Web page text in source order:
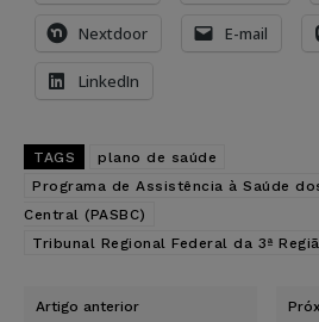
Nextdoor E-mail
LinkedIn
TAGS
plano de saúde
Programa de Assistência à Saúde
Central (PASBC)
Tribunal Regional Federal da 3ª
Artigo anterior